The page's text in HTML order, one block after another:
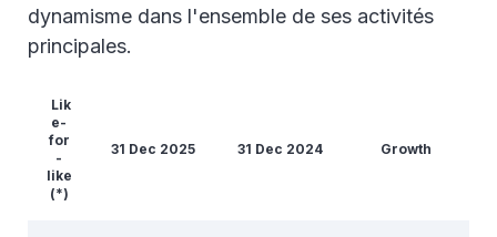
dynamisme dans l'ensemble de ses activités
principales.
Lik
e-
for
-
like
(*)
31 Dec 2025 31 Dec 2024 Growth